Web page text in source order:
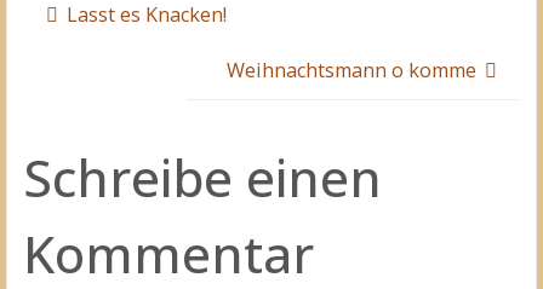
Lasst es Knacken!
Weihnachtsmann o komme
Schreibe einen
Kommentar